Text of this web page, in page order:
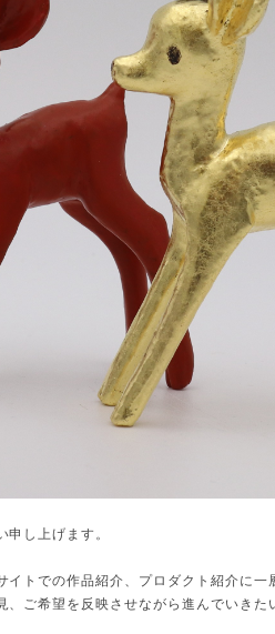
申し上げます。
イトでの作品紹介、プロダクト紹介に一
、ご希望を反映させながら進んでいきた